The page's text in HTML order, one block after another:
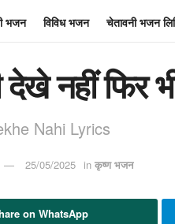
भजन विविध भजन चेतावनी भजन
नहीं फिर
Nahi Lyrics
25/05/2025 in कृष्ण भजन
on WhatsApp